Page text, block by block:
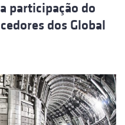
participação do
dos Global